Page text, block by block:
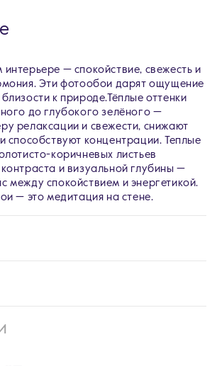
— спокойствие, свежесть и
Эти фотообои дарят ощущение
к природе.Тёплые оттенки
до глубокого зелёного —
релаксации и свежести, снижают
способствуют концентрации. Теплые
коричневых листьев
и визуальной глубины —
между спокойствием и энергетикой.
— это медитация на стене.